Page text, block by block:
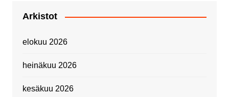
Arkistot
elokuu 2026
heinäkuu 2026
kesäkuu 2026